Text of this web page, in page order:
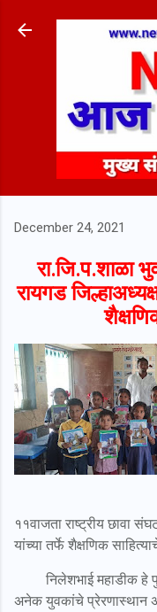
December 24, 2021
रा.जि.प.शाळा
रायगड
११वाजता राष्ट्रीय छावा
यांच्या तर्फे शैक्षणिक
निलेशभाई महाडीक हे
अनेक युवकांचे प्रेरणास्थान